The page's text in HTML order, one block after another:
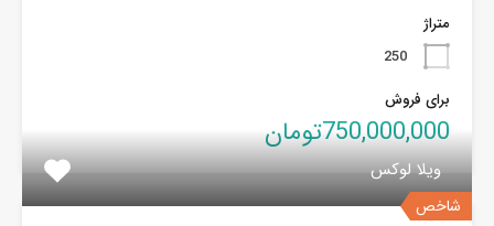
متراژ
250
برای فروش
750,000,000تومان
شاخص
ویلا لوکس